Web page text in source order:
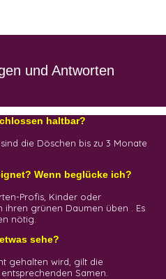
und Antworten
haltbar?
die Döschen bis zu 3 Monate
Wenn beglücke ich?
Profis, Kinder oder
ihren grünen Daumen üben . Es
nötig.
sehe?
gehalten wird, gilt die
Samen.